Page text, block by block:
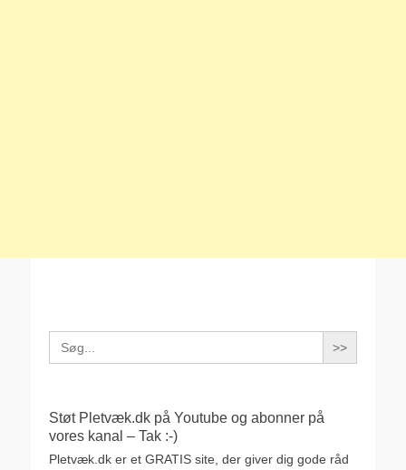
Search
for:
Støt Pletvæk.dk på Youtube og abonner på
vores kanal – Tak :-)
Pletvæk.dk er et GRATIS site, der giver dig gode råd